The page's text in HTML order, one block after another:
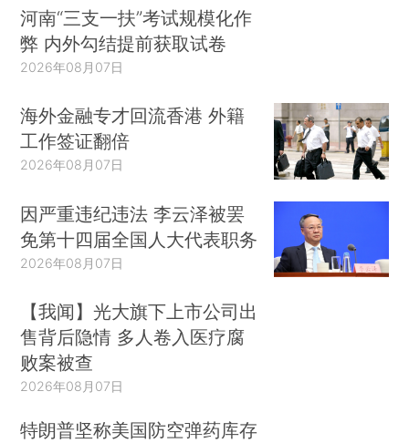
河南“三支一扶”考试规模化作
弊 内外勾结提前获取试卷
2026年08月07日
海外金融专才回流香港 外籍
工作签证翻倍
2026年08月07日
因严重违纪违法 李云泽被罢
免第十四届全国人大代表职务
2026年08月07日
【我闻】光大旗下上市公司出
售背后隐情 多人卷入医疗腐
败案被查
2026年08月07日
特朗普坚称美国防空弹药库存